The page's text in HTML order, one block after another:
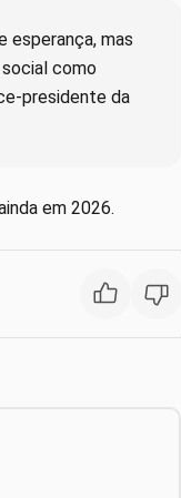
esperança, mas
como
presidente da
em 2026.